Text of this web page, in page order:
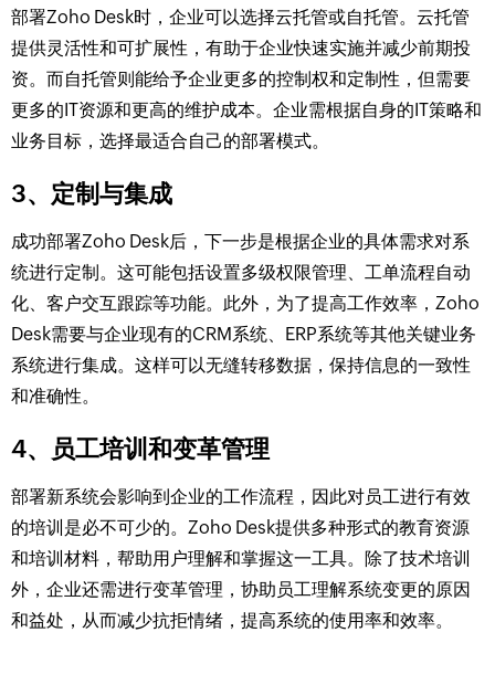
部署Zoho Desk时，企业可以选择云托管或自托管。云托管
提供灵活性和可扩展性，有助于企业快速实施并减少前期投
资。而自托管则能给予企业更多的控制权和定制性，但需要
更多的IT资源和更高的维护成本。企业需根据自身的IT策略和
业务目标，选择最适合自己的部署模式。
3、定制与集成
成功部署Zoho Desk后，下一步是根据企业的具体需求对系
统进行定制。这可能包括设置多级权限管理、工单流程自动
化、客户交互跟踪等功能。此外，为了提高工作效率，Zoho
Desk需要与企业现有的CRM系统、ERP系统等其他关键业务
系统进行集成。这样可以无缝转移数据，保持信息的一致性
和准确性。
4、员工培训和变革管理
部署新系统会影响到企业的工作流程，因此对员工进行有效
的培训是必不可少的。Zoho Desk提供多种形式的教育资源
和培训材料，帮助用户理解和掌握这一工具。除了技术培训
外，企业还需进行变革管理，协助员工理解系统变更的原因
和益处，从而减少抗拒情绪，提高系统的使用率和效率。